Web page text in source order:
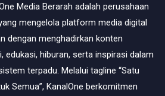
Media Berarah adalah perusahaan
mengelola platform media digital
dengan menghadirkan konten
edukasi, hiburan, serta inspirasi dalam
terpadu. Melalui tagline “Satu
Semua”, KanalOne berkomitmen